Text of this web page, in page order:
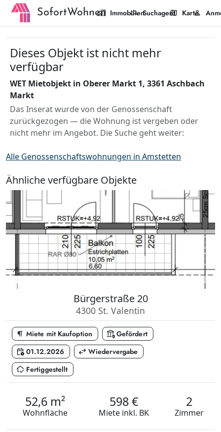
SofortWohnen
home_work Immobilien
manage_search Suchagent
map Karte
person
Dieses Objekt ist nicht mehr
verfügbar
WET Mietobjekt in Oberer Markt 1, 3361 Aschbach
Markt
Das Inserat wurde von der Genossenschaft
zurückgezogen — die Wohnung ist vergeben oder
nicht mehr im Angebot. Die Suche geht weiter:
Alle Genossenschaftswohnungen in Amstetten
Ähnliche verfügbare Objekte
Bürgerstraße 20
4300 St. Valentin
format_paragraph Miete mit Kaufoption assured_workloadGefördert
calendar_clock 01.12.2026 swap_horiz Wiedervergabe
in_home_mode Fertiggestellt
52,6 m²
Wohnfläche
598 €
Miete inkl. BK
2
Zimmer